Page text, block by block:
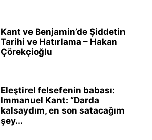
Kant ve Benjamin’de Şiddetin
Tarihi ve Hatırlama – Hakan
Çörekçioğlu
Eleştirel felsefenin babası:
Immanuel Kant: “Darda
kalsaydım, en son satacağım
şey...